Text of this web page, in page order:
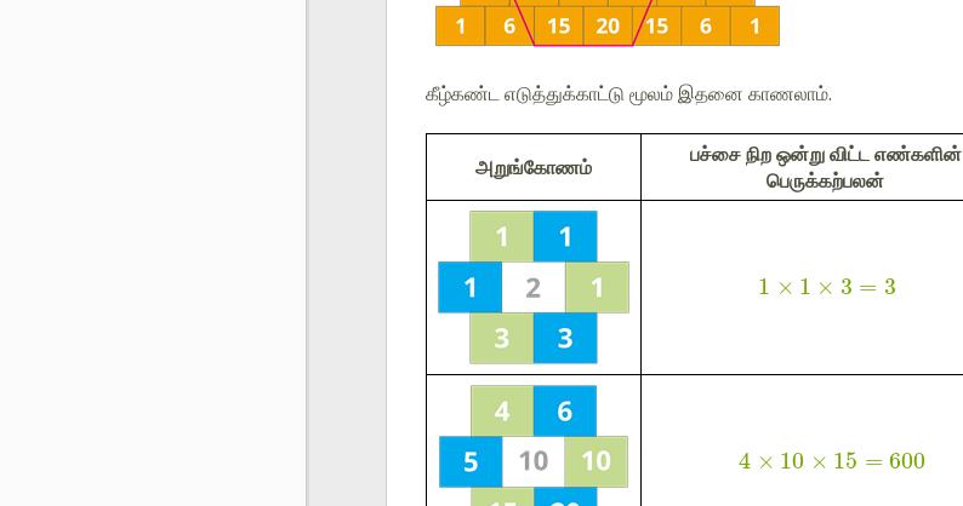
கீழ்கண்ட எடுத்துக்காட்டு மூலம் இதனை காணலாம்.
அறுங்கோணம்
பச்சை நிற ஒன்று விட்ட எண்களின்
பெருக்கற்பலன்
1 × 1 × 3 = 3
4 × 10 × 15 = 600